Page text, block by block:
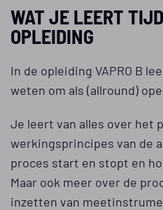
WAT JE LEERT
OPLEIDING
In de opleiding VAPRO B
weten om als (allround)
Je leert van alles over het
werkingsprincipes van de
proces start en stopt en
Maar ook meer over de
inzetten van